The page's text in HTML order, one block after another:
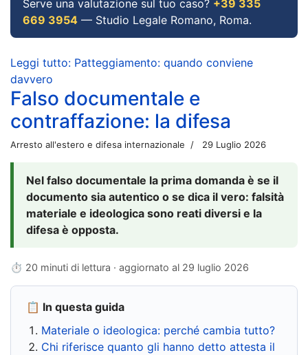
Serve una valutazione sul tuo caso? +39 335
669 3954 — Studio Legale Romano, Roma.
Leggi tutto: Patteggiamento: quando conviene
davvero
Falso documentale e
contraffazione: la difesa
Arresto all'estero e difesa internazionale 29 Luglio 2026
Nel falso documentale la prima domanda è se il
documento sia autentico o se dica il vero: falsità
materiale e ideologica sono reati diversi e la
difesa è opposta.
⏱ 20 minuti di lettura · aggiornato al 29 luglio 2026
📋 In questa guida
Materiale o ideologica: perché cambia tutto?
Chi riferisce quanto gli hanno detto attesta il